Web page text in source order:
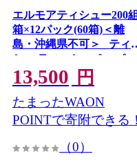
エルモアティシュー200
箱×12パック(60箱)＜離
島・沖縄県不可＞_ ティ
シュ ティッシュペーパー
日用品 消耗品 まとめ買い
常備品 生活用品 ボックス
ティッシュ 【1240613】
13,500 円
たまったWAON
POINTで寄附できる！
（0）